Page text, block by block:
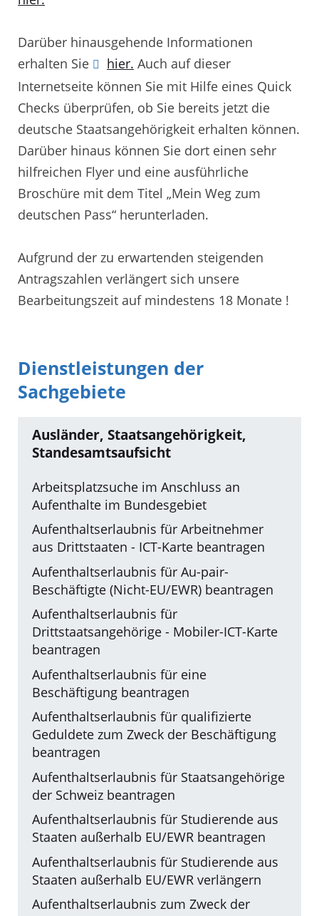
Darüber hinausgehende Informationen
erhalten Sie
hier. Auch auf dieser
Internetseite können Sie mit Hilfe eines Quick
Checks überprüfen, ob Sie bereits jetzt die
deutsche Staatsangehörigkeit erhalten können.
Darüber hinaus können Sie dort einen sehr
hilfreichen Flyer und eine ausführliche
Broschüre mit dem Titel „Mein Weg zum
deutschen Pass“ herunterladen.
Aufgrund der zu erwartenden steigenden
Antragszahlen verlängert sich unsere
Bearbeitungszeit auf mindestens 18 Monate !
Dienstleistungen der
Sachgebiete
Ausländer, Staatsangehörigkeit,
Standesamtsaufsicht
Arbeitsplatzsuche im Anschluss an
Aufenthalte im Bundesgebiet
Aufenthaltserlaubnis für Arbeitnehmer
aus Drittstaaten - ICT-Karte beantragen
Aufenthaltserlaubnis für Au-pair-
Beschäftigte (Nicht-EU/EWR) beantragen
Aufenthaltserlaubnis für
Drittstaatsangehörige - Mobiler-ICT-Karte
beantragen
Aufenthaltserlaubnis für eine
Beschäftigung beantragen
Aufenthaltserlaubnis für qualifizierte
Geduldete zum Zweck der Beschäftigung
beantragen
Aufenthaltserlaubnis für Staatsangehörige
der Schweiz beantragen
Aufenthaltserlaubnis für Studierende aus
Staaten außerhalb EU/EWR beantragen
Aufenthaltserlaubnis für Studierende aus
Staaten außerhalb EU/EWR verlängern
Aufenthaltserlaubnis zum Zweck der